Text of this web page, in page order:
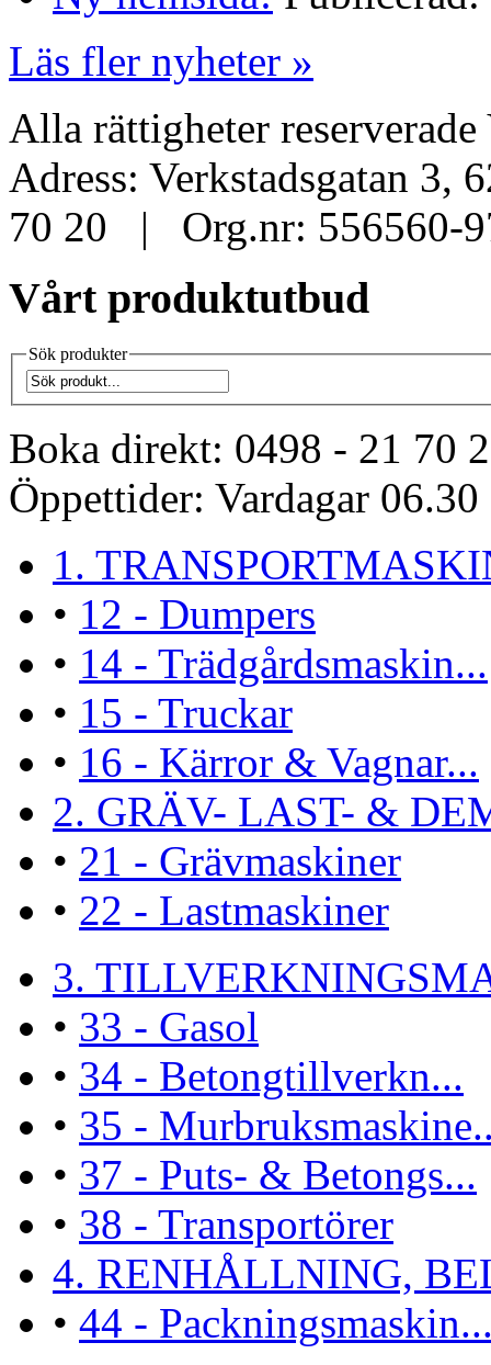
Läs fler nyheter »
Alla rättigheter
Adress: Verkstadsgatan
70 20 | Org.nr: 556560-
Vårt produktutbud
Sök produkter
Boka direkt: 0498 - 21 70
Öppettider: Vardagar
1.
• 12 - Dumpers
• 14 - Trädgårdsmaskin...
• 15 - Truckar
• 16 - Kärror & Vagnar...
2. GRÄV- LAST- &
• 21 - Grävmaskiner
• 22 - Lastmaskiner
3.
• 33 - Gasol
• 34 - Betongtillverkn...
• 35 -
• 37 - Puts- & Betongs...
• 38 - Transportörer
4. RENHÅLLNING,
• 44 -